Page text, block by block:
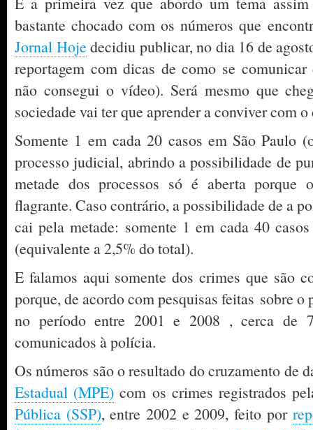
bastante chocado com os números que
Jornal Hojedecidiu publicar, no dia 16 de
reportagem com dicas de como se
não consegui o vídeo). Será mesmo que
sociedade vai ter que aprender a conviver com
Somente 1 em cada 20 casos em São Paulo
processo judicial, abrindo a possibilidade de
metade dos processos só é aberta
flagrante. Caso contrário, a possibilidade de a
cai pela metade: somente 1 em cada 40
(equivalente a 2,5% do total).
E falamos aqui somente dos crimes que são
porque, de acordo com pesquisas feitas sobre
no período entre 2001 e 2008 , cerca de
comunicados à polícia.
Os números são o resultado do cruzamento de
Estadual (MPE) com os crimes registrados
Pública (SSP), entre 2002 e 2009, feito por